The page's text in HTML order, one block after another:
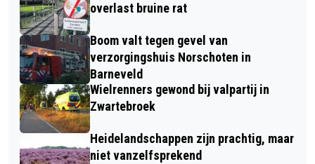
overlast bruine rat
Boom valt tegen gevel van
verzorgingshuis Norschoten in
Barneveld
Wielrenners gewond bij valpartij in
Zwartebroek
Heidelandschappen zijn prachtig, maar
niet vanzelfsprekend